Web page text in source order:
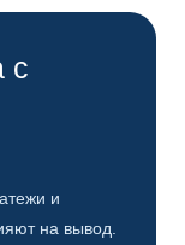
с
и
на вывод.